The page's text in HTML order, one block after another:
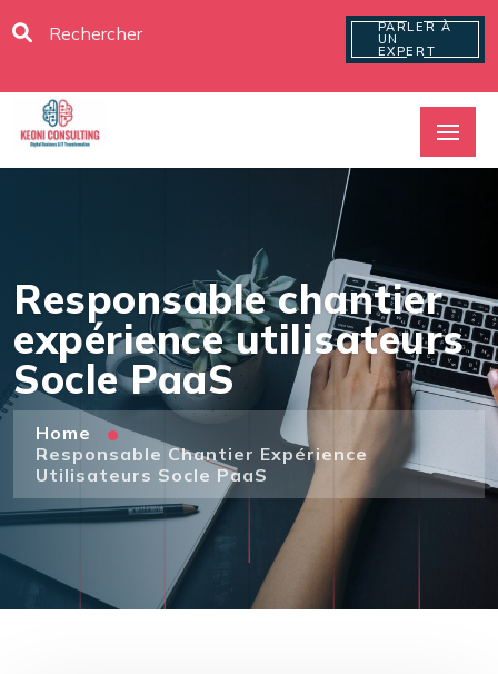
PARLER À
UN
EXPERT
Responsable chantier
expérience utilisateurs
Socle PaaS
Home
Responsable Chantier Expérience
Utilisateurs Socle PaaS